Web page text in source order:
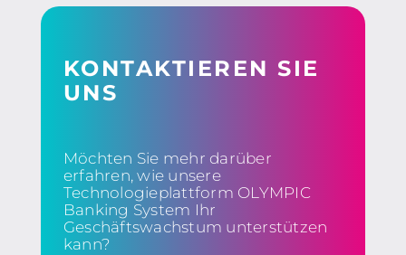
KONTAKTIEREN SIE
UNS
Möchten Sie mehr darüber
erfahren, wie unsere
Technologieplattform OLYMPIC
Banking System Ihr
Geschäftswachstum unterstützen
kann?